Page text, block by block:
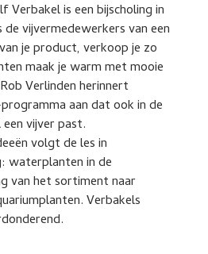
Verbakel is een bijscholing in
de vijvermedewerkers van een
je product, verkoop je zo
maak je warm met mooie
Verlinden herinnert
aan dat ook in de
vijver past.
volgt de les in
waterplanten in de
van het sortiment naar
Verbakels